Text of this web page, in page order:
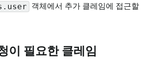
객체에서 추가 클레임에 접근할
이 필요한 클레임